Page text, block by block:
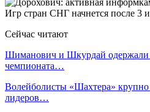
Сейчас читают
Шиманович и Шкурдай одержали
чемпионата…
Волейболисты «Шахтера»
лидеров…